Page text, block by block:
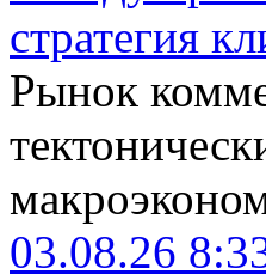
стратегия
Рынок
03.08.26